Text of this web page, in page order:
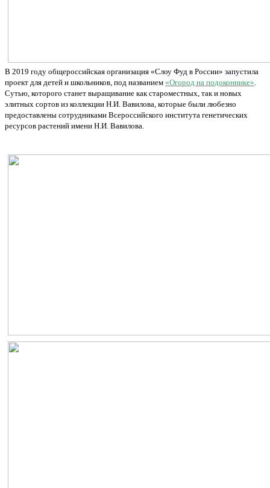
В 2019 году общероссийская организация «Слоу Фуд в России» запустила
проект для детей и школьников, под названием «Огород на подоконнике»
Сутью, которого станет выращивание как староместных, так и новых
элитных сортов из коллекции Н.И. Вавилова, которые были любезно
предоставлены сотрудниками Всероссийского института генетических
ресурсов растений имени Н.И. Вавилова.